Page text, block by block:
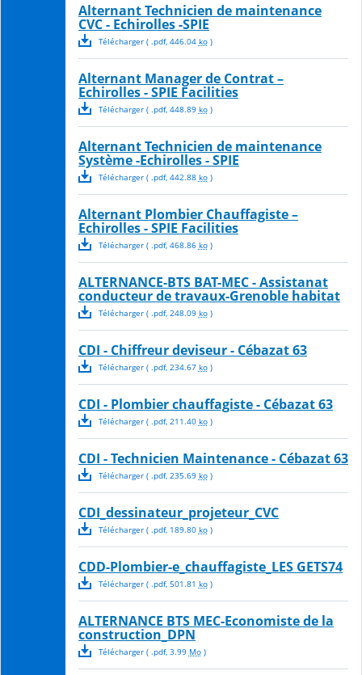
Alternant Technicien de maintenance
CVC - Echirolles -SPIE
Télécharger( .pdf, 446.04 ko)
Alternant Manager de Contrat –
Echirolles - SPIE Facilities
Télécharger( .pdf, 448.89 ko)
Alternant Technicien de maintenance
Système -Echirolles - SPIE
Télécharger( .pdf, 442.88 ko)
Alternant Plombier Chauffagiste –
Echirolles - SPIE Facilities
Télécharger( .pdf, 468.86 ko)
ALTERNANCE-BTS BAT-MEC - Assistanat
conducteur de travaux-Grenoble habitat
Télécharger( .pdf, 248.09 ko)
CDI - Chiffreur deviseur - Cébazat 63
Télécharger( .pdf, 234.67 ko)
CDI - Plombier chauffagiste - Cébazat 63
Télécharger( .pdf, 211.40 ko)
CDI - Technicien Maintenance - Cébazat 63
Télécharger( .pdf, 235.69 ko)
CDI_dessinateur_projeteur_CVC
Télécharger( .pdf, 189.80 ko)
CDD-Plombier-e_chauffagiste_LES GETS74
Télécharger( .pdf, 501.81 ko)
ALTERNANCE BTS MEC-Economiste de la
construction_DPN
Télécharger( .pdf, 3.99 Mo)